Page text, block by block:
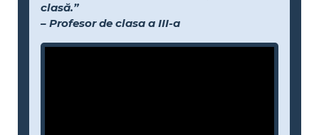
clasă.”
– Profesor de clasa a III-a